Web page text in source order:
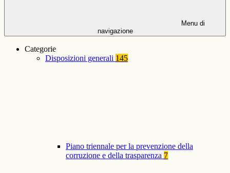
Menu di
navigazione
Categorie
Disposizioni generali 145
Piano triennale per la prevenzione della
corruzione e della trasparenza 7